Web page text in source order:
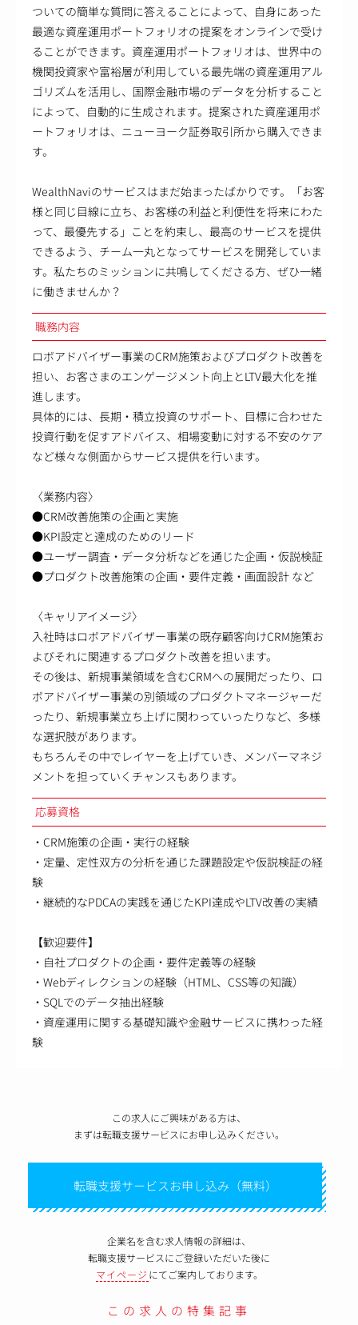
ついての簡単な質問に答えることによって、自身にあった
最適な資産運用ポートフォリオの提案をオンラインで受け
ることができます。資産運用ポートフォリオは、世界中の
機関投資家や富裕層が利用している最先端の資産運用アル
ゴリズムを活用し、国際金融市場のデータを分析すること
によって、自動的に生成されます。提案された資産運用ポ
ートフォリオは、ニューヨーク証券取引所から購入できま
す。
WealthNaviのサービスはまだ始まったばかりです。「お客
様と同じ目線に立ち、お客様の利益と利便性を将来にわた
って、最優先する」ことを約束し、最高のサービスを提供
できるよう、チーム一丸となってサービスを開発していま
す。私たちのミッションに共鳴してくださる方、ぜひ一緒
に働きませんか？
職務内容
ロボアドバイザー事業のCRM施策およびプロダクト改善を
担い、お客さまのエンゲージメント向上とLTV最大化を推
進します。
具体的には、長期・積立投資のサポート、目標に合わせた
投資行動を促すアドバイス、相場変動に対する不安のケア
など様々な側面からサービス提供を行います。
〈業務内容〉
●CRM改善施策の企画と実施
●KPI設定と達成のためのリード
●ユーザー調査・データ分析などを通じた企画・仮説検証
●プロダクト改善施策の企画・要件定義・画面設計 など
〈キャリアイメージ〉
入社時はロボアドバイザー事業の既存顧客向けCRM施策お
よびそれに関連するプロダクト改善を担います。
その後は、新規事業領域を含むCRMへの展開だったり、ロ
ボアドバイザー事業の別領域のプロダクトマネージャーだ
ったり、新規事業立ち上げに関わっていったりなど、多様
な選択肢があります。
もちろんその中でレイヤーを上げていき、メンバーマネジ
メントを担っていくチャンスもあります。
応募資格
・CRM施策の企画・実行の経験
・定量、定性双方の分析を通じた課題設定や仮説検証の経
験
・継続的なPDCAの実践を通じたKPI達成やLTV改善の実績
【歓迎要件】
・自社プロダクトの企画・要件定義等の経験
・Webディレクションの経験（HTML、CSS等の知識）
・SQLでのデータ抽出経験
・資産運用に関する基礎知識や金融サービスに携わった経
験
この求人にご興味がある方は、
まずは転職支援サービスにお申し込みください。
転職支援サービスお申し込み（無料）
企業名を含む求人情報の詳細は、
転職支援サービスにご登録いただいた後に
マイページ にてご案内しております。
この求人の特集記事